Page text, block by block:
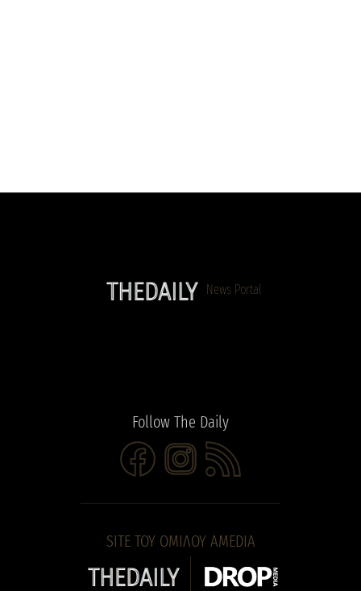
News Portal
Follow The Daily
https://www.facebook.com/people/The-Daily/
Instagram
Τροφοδοσία RSS
SITE ΤΟΥ ΟΜΙΛΟΥ AMEDIA